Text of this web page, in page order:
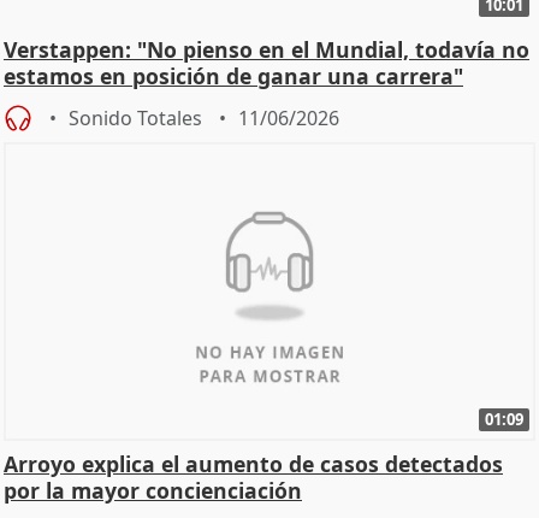
10:01
Verstappen: "No pienso en el Mundial, todavía no
estamos en posición de ganar una carrera"
Sonido Totales 11/06/2026
01:09
Arroyo explica el aumento de casos detectados
por la mayor concienciación